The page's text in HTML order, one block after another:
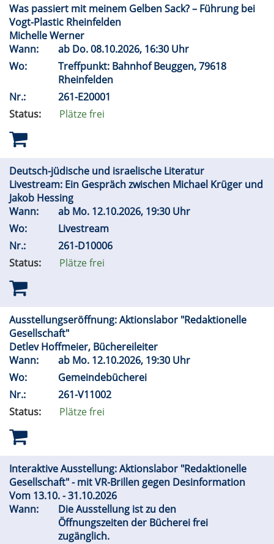
Was passiert mit meinem Gelben Sack? – Führung bei
Vogt-Plastic Rheinfelden
Michelle Werner
Wann:
ab Do.08.10.2026, 16:30 Uhr
Wo:
Treffpunkt: Bahnhof Beuggen, 79618
Rheinfelden
Nr.:
261-E20001
Status:
Plätze frei
Deutsch-jüdische und israelische Literatur
Livestream: Ein Gespräch zwischen Michael Krüger und
Jakob Hessing
Wann:
ab Mo. 12.10.2026, 19:30 Uhr
Wo:
Livestream
Nr.:
261-D10006
Status:
Plätze frei
Ausstellungseröffnung: Aktionslabor "Redaktionelle
Gesellschaft"
Detlev Hoffmeier, Büchereileiter
Wann:
ab Mo. 12.10.2026, 19:30 Uhr
Wo:
Gemeindebücherei
Nr.:
261-V11002
Status:
Plätze frei
Interaktive Ausstellung: Aktionslabor "Redaktionelle
Gesellschaft" - mit VR-Brillen gegen Desinformation
Vom 13.10. - 31.10.2026
Wann:
Die Ausstellung ist zu den
Öffnungszeiten der Bücherei frei
zugänglich.